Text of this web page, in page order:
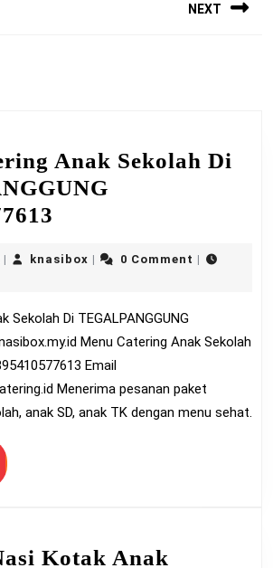
NEXT
Anak Sekolah Di
Anak
Di
TEGALPANGGUNG
0895410577613
June knasiboxknasibox0 Comment
Menu Catering Anak Sekolah
Email
Menerima pesanan paket
anak SD, anak TK dengan menu sehat.
Kotak Anak